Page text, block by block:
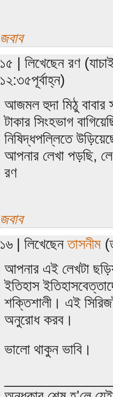
জবাব
১৫ | লিখেছেন রণ
১২:৩৫পূর্বাহ্ন)
আজমল হুদা মিঠু বাবার
টাকার সিংহভাগ
নিষিদ্ধপল্লিতে
আপনার লেখা পড়ছি,
রণ
জবাব
১৬ | লিখেছেনতাসনীম
আপনার এই লেখটা
ইতিহাস
শক্তিশালী। এই
অনুরোধ করব।
ভালো থাকুন ভাবি।